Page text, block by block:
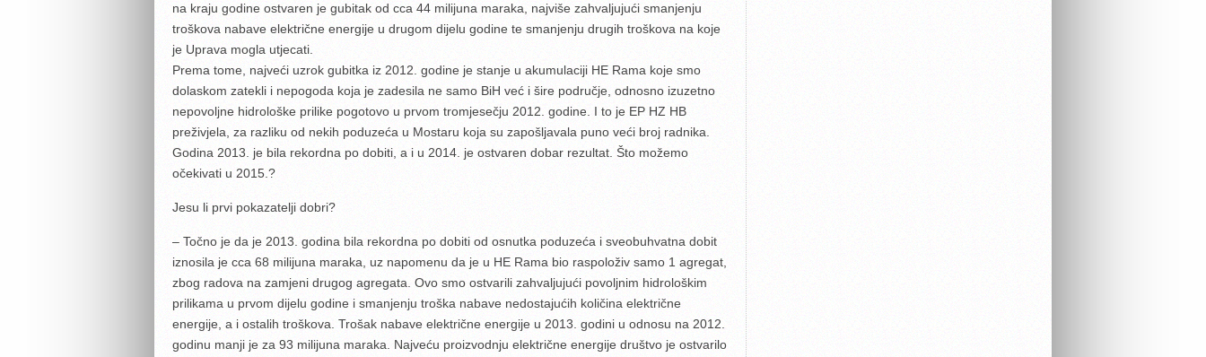
na kraju godine ostvaren je gubitak od cca 44 milijuna maraka, najviše zahvaljujući smanjenju
troškova nabave električne energije u drugom dijelu godine te smanjenju drugih troškova na koje
je Uprava mogla utjecati.
Prema tome, najveći uzrok gubitka iz 2012. godine je stanje u akumulaciji HE Rama koje smo
dolaskom zatekli i nepogoda koja je zadesila ne samo BiH već i šire područje, odnosno izuzetno
nepovoljne hidrološke prilike pogotovo u prvom tromjesečju 2012. godine. I to je EP HZ HB
preživjela, za razliku od nekih poduzeća u Mostaru koja su zapošljavala puno veći broj radnika.
Godina 2013. je bila rekordna po dobiti, a i u 2014. je ostvaren dobar rezultat. Što možemo
očekivati u 2015.?
Jesu li prvi pokazatelji dobri?
– Točno je da je 2013. godina bila rekordna po dobiti od osnutka poduzeća i sveobuhvatna dobit
iznosila je cca 68 milijuna maraka, uz napomenu da je u HE Rama bio raspoloživ samo 1 agregat,
zbog radova na zamjeni drugog agregata. Ovo smo ostvarili zahvaljujući povoljnim hidrološkim
prilikama u prvom dijelu godine i smanjenju troška nabave nedostajućih količina električne
energije, a i ostalih troškova. Trošak nabave električne energije u 2013. godini u odnosu na 2012.
godinu manji je za 93 milijuna maraka. Najveću proizvodnju električne energije društvo je ostvarilo